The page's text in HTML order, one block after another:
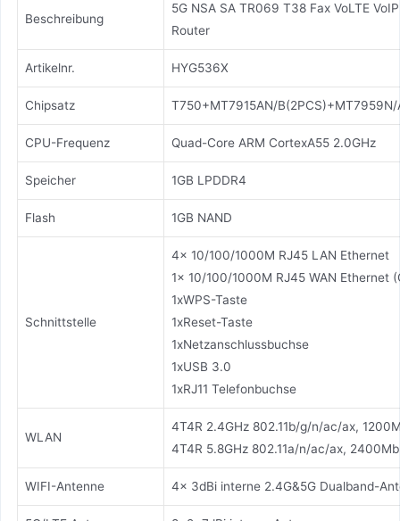
Beschreibung
5G NSA SA TR069 T38 Fax VoLTE
Router
Artikelnr. HYG536X
Chipsatz T750+MT7915AN/
CPU-Frequenz Quad-Core ARM CortexA55 2.0GHz
Speicher 1GB LPDDR4
Flash 1GB NAND
Schnittstelle
4x 10/100/1000M RJ45 LAN Ethernet
1x 10/100/1000M RJ45 WAN Ethernet
1xWPS-Taste
1xReset-Taste
1xNetzanschlussbuchse
1xUSB 3.0
1xRJ11 Telefonbuchse
WLAN
4T4R 2.4GHz 802.11b/g/n/ac/ax,
4T4R 5.8GHz 802.11a/n/ac/ax,
WIFI-Antenne 4x 3dBi interne 2.4G&5G Dualband-